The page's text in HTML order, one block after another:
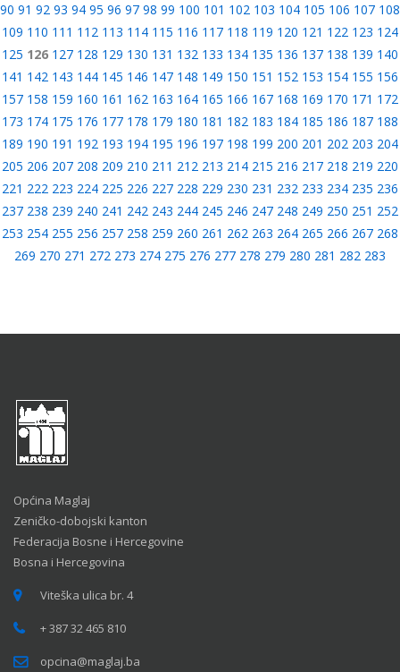
90 91 92 93 94 95 96 97 98 99 100 101 102 103 104 105 106 107 108
109 110 111 112 113 114 115 116 117 118 119 120 121 122 123 124
125 126 127 128 129 130 131 132 133 134 135 136 137 138 139 140
141 142 143 144 145 146 147 148 149 150 151 152 153 154 155 156
157 158 159 160 161 162 163 164 165 166 167 168 169 170 171 172
173 174 175 176 177 178 179 180 181 182 183 184 185 186 187 188
189 190 191 192 193 194 195 196 197 198 199 200 201 202 203 204
205 206 207 208 209 210 211 212 213 214 215 216 217 218 219 220
221 222 223 224 225 226 227 228 229 230 231 232 233 234 235 236
237 238 239 240 241 242 243 244 245 246 247 248 249 250 251 252
253 254 255 256 257 258 259 260 261 262 263 264 265 266 267 268
269 270 271 272 273 274 275 276 277 278 279 280 281 282 283
Općina Maglaj
Zeničko-dobojski kanton
Federacija Bosne i Hercegovine
Bosna i Hercegovina
Viteška ulica br. 4
+ 387 32 465 810
opcina@maglaj.ba